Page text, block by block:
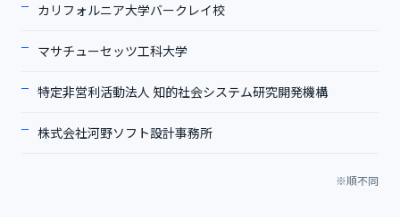
カリフォルニア大学バークレイ校
マサチューセッツ工科大学
特定非営利活動法人 知的社会システム研究開発機構
株式会社河野ソフト設計事務所
※順不同